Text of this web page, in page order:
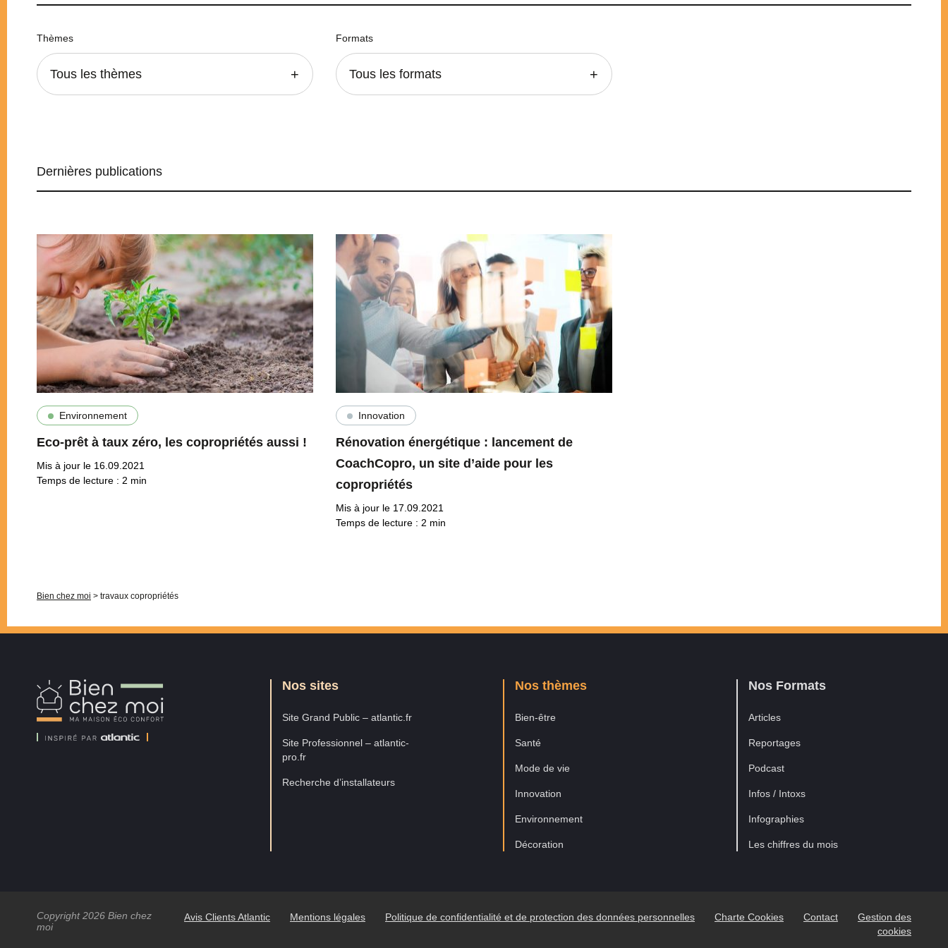
Thèmes
Tous les thèmes
Formats
Tous les formats
Dernières publications
Environnement
Eco-prêt à taux zéro, les copropriétés aussi !
Mis à jour le 16.09.2021
Temps de lecture : 2 min
Innovation
Rénovation énergétique : lancement de
CoachCopro, un site d’aide pour les
copropriétés
Mis à jour le 17.09.2021
Temps de lecture : 2 min
Bien chez moi > travaux copropriétés
Chez
Nos sites
Site Grand Public – atlantic.fr
Site Professionnel – atlantic-
pro.fr
Recherche d’installateurs
Nos thèmes
Bien-être
Santé
Mode de vie
Innovation
Environnement
Décoration
Nos Formats
Articles
Reportages
Podcast
Infos / Intoxs
Infographies
Les chiffres du mois
Copyright 2026 Bien chez
moi
Avis Clients Atlantic Mentions légales Politique de confidentialité et de protection des données personnelles Charte Cookies Contact
Gestion des
cookies